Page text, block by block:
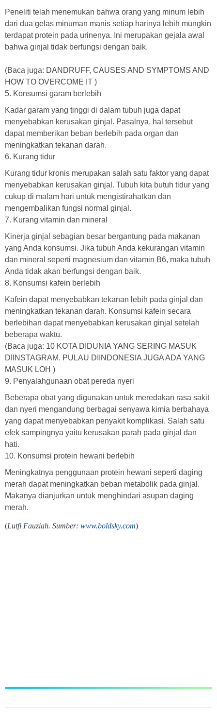
Peneliti telah menemukan bahwa orang yang minum lebih
dari dua gelas minuman manis setiap harinya lebih mungkin
terdapat protein pada urinenya. Ini merupakan gejala awal
bahwa ginjal tidak berfungsi dengan baik.
(Baca juga: DANDRUFF, CAUSES AND SYMPTOMS AND
HOW TO OVERCOME IT )
5. Konsumsi garam berlebih
Kadar garam yang tinggi di dalam tubuh juga dapat
menyebabkan kerusakan ginjal. Pasalnya, hal tersebut
dapat memberikan beban berlebih pada organ dan
meningkatkan tekanan darah.
6. Kurang tidur
Kurang tidur kronis merupakan salah satu faktor yang dapat
menyebabkan kerusakan ginjal. Tubuh kita butuh tidur yang
cukup di malam hari untuk mengistirahatkan dan
mengembalikan fungsi normal ginjal.
7. Kurang vitamin dan mineral
Kinerja ginjal sebagian besar bergantung pada makanan
yang Anda konsumsi. Jika tubuh Anda kekurangan vitamin
dan mineral seperti magnesium dan vitamin B6, maka tubuh
Anda tidak akan berfungsi dengan baik.
8. Konsumsi kafein berlebih
Kafein dapat menyebabkan tekanan lebih pada ginjal dan
meningkatkan tekanan darah. Konsumsi kafein secara
berlebihan dapat menyebabkan kerusakan ginjal setelah
beberapa waktu.
(Baca juga: 10 KOTA DIDUNIA YANG SERING MASUK
DIINSTAGRAM. PULAU DIINDONESIA JUGA ADA YANG
MASUK LOH )
9. Penyalahgunaan obat pereda nyeri
Beberapa obat yang digunakan untuk meredakan rasa sakit
dan nyeri mengandung berbagai senyawa kimia berbahaya
yang dapat menyebabkan penyakit komplikasi. Salah satu
efek sampingnya yaitu kerusakan parah pada ginjal dan
hati.
10. Konsumsi protein hewani berlebih
Meningkatnya penggunaan protein hewani seperti daging
merah dapat meningkatkan beban metabolik pada ginjal.
Makanya dianjurkan untuk menghindari asupan daging
merah.
(Lutfi Fauziah. Sumber: www.boldsky.com)